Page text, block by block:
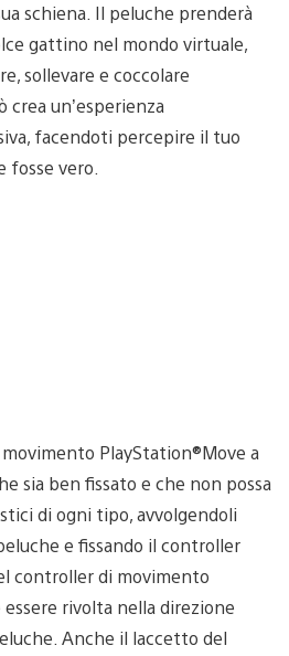
schiena. Il peluche prenderà
gattino nel mondo virtuale,
sollevare e coccolare
crea un’esperienza
facendoti percepire il tuo
fosse vero.
PlayStation®Move a
sia ben fissato e che non possa
di ogni tipo, avvolgendoli
e fissando il controller
controller di movimento
rivolta nella direzione
Anche il laccetto del